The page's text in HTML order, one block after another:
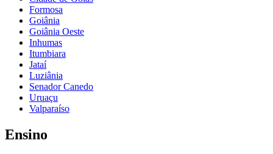
Formosa
Goiânia
Goiânia Oeste
Inhumas
Itumbiara
Jataí
Luziânia
Senador Canedo
Uruaçu
Valparaíso
Ensino